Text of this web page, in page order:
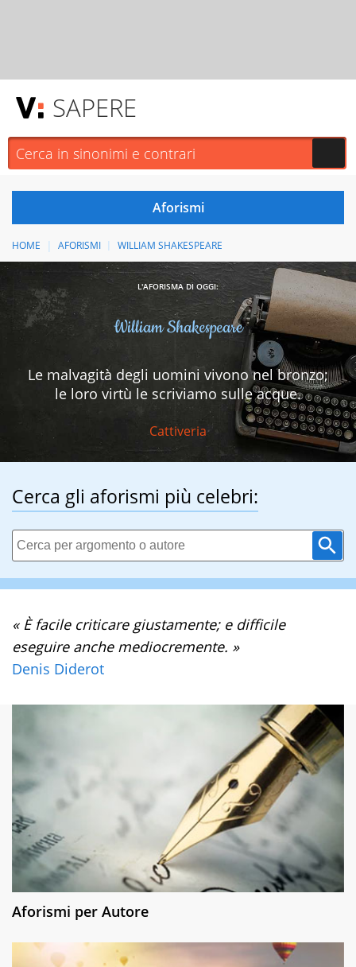
SAPERE
HOME AFORISMI WILLIAM SHAKESPEARE
L'AFORISMA DI OGGI:
William Shakespeare
Le malvagità degli uomini vivono nel bronzo;
le loro virtù le scriviamo sulle acque.
Cattiveria
Cerca gli aforismi più celebri:
« È facile criticare giustamente; e difficile
eseguire anche mediocremente. »
Denis Diderot
Aforismi per Autore